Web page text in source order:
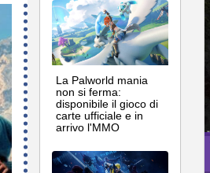
La Palworld mania
non si ferma:
disponibile il gioco di
carte ufficiale e in
arrivo l'MMO